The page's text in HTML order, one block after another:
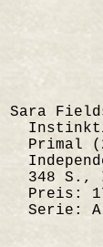
Sara
Primal
348 S.,
Preis:
Serie: